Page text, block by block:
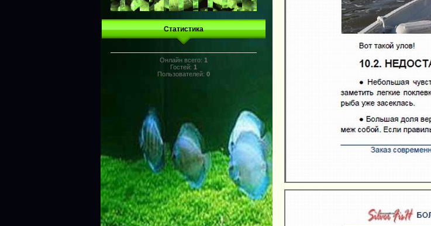
Статистика
Онлайн всего: 1
Гостей: 1
Пользователей: 0